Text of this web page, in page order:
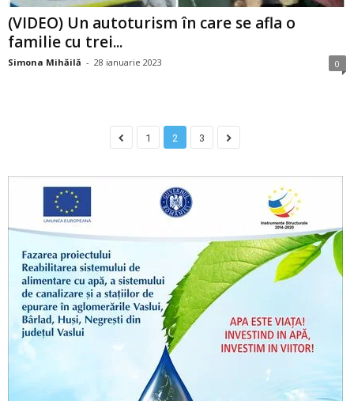
(VIDEO) Un autoturism în care se afla o
familie cu trei...
Simona Mihăilă - 28 ianuarie 2023 0
1 2 3